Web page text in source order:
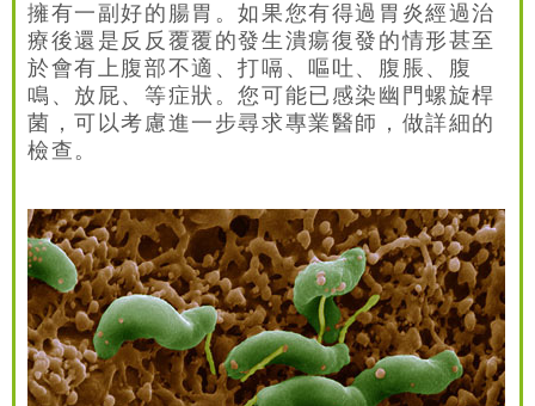
擁有一副好的腸胃。如果您有得過胃炎經過治
療後還是反反覆覆的發生潰瘍復發的情形甚至
於會有上腹部不適、打嗝、嘔吐、腹脹、腹
鳴、放屁、等症狀。您可能已感染幽門螺旋桿
菌，可以考慮進一步尋求專業醫師，做詳細的
檢查。